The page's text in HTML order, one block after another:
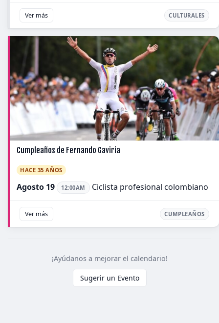
Ver más CULTURALES
Cumpleaños de Fernando Gaviria
HACE 35 AÑOS
Agosto 19 12:00AM Ciclista profesional colombiano
Ver más CUMPLEAÑOS
¡Ayúdanos a mejorar el calendario!
Sugerir un Evento